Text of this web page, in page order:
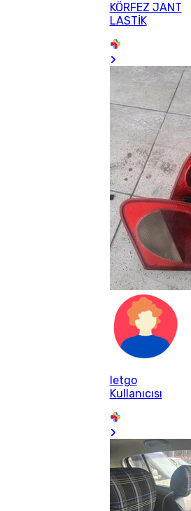
KÖRFEZ JANT
LASTİK
letgo
Kullanıcısı